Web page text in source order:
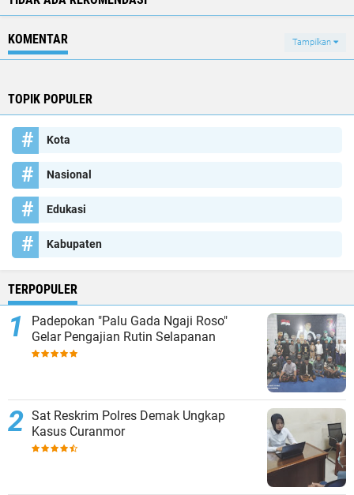
KOMENTAR Tampilkan
TOPIK POPULER
Kota
Nasional
Edukasi
Kabupaten
TERPOPULER
Padepokan "Palu Gada Ngaji Roso"
Gelar Pengajian Rutin Selapanan
Sat Reskrim Polres Demak Ungkap
Kasus Curanmor